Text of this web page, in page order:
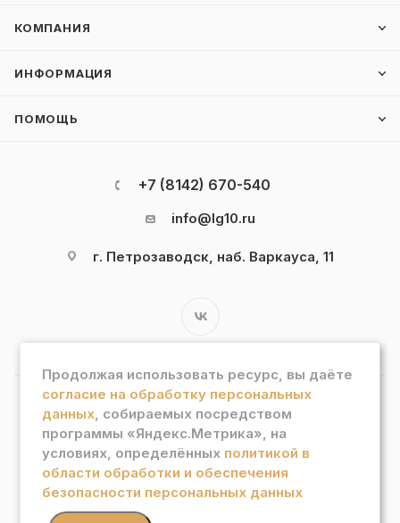
КОМПАНИЯ
ИНФОРМАЦИЯ
ПОМОЩЬ
+7 (8142) 670-540
info@lg10.ru
г. Петрозаводск, наб. Варкауса, 11
2026 © Интернет магазин "Лотос Гурман"
Продолжая использовать ресурс, вы даёте
согласие на обработку персональных
данных, собираемых посредством
программы «Яндекс.Метрика», на
условиях, определённых политикой в
области обработки и обеспечения
безопасности персональных данных